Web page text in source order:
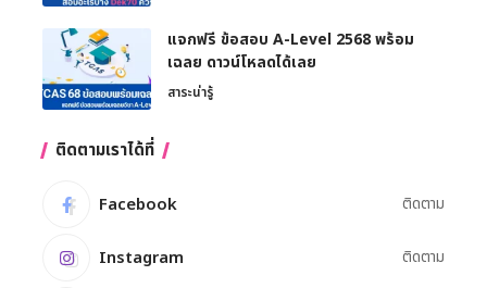
แจกฟรี ข้อสอบ A-Level 2568 พร้อม
เฉลย ดาวน์โหลดได้เลย
สาระน่ารู้
ติดตามเราได้ที่
Facebook ติดตาม
Instagram ติดตาม